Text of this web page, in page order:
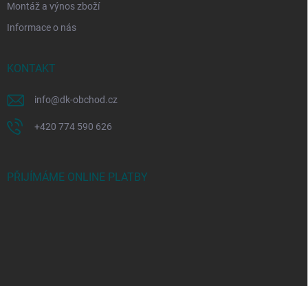
Montáž a výnos zboží
Informace o nás
KONTAKT
info@dk-obchod.cz
+420 774 590 626
PŘIJÍMÁME ONLINE PLATBY